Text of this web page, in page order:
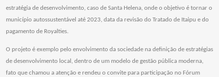
estratégia de desenvolvimento, caso de Santa Helena, onde o objetivo é tornar o
município autossustentável até 2023, data da revisão do Tratado de Itaipu e do
pagamento de Royalties.
O projeto é exemplo pelo envolvimento da sociedade na definição de estratégias
de desenvolvimento local, dentro de um modelo de gestão pública moderna,
fato que chamou a atenção e rendeu o convite para participação no Fórum